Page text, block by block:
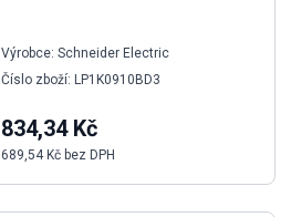
Výrobce: Schneider Electric
Číslo zboží: LP1K0910BD3
834,34 Kč
689,54 Kč bez DPH